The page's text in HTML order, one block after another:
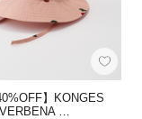
】KONGES
…